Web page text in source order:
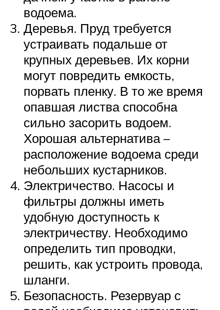
водоема.
Деревья. Пруд требуется
устраивать подальше от
крупных деревьев. Их корни
могут повредить емкость,
порвать пленку. В то же время
опавшая листва способна
сильно засорить водоем.
Хорошая альтернатива –
расположение водоема среди
небольших кустарников.
Электричество. Насосы и
фильтры должны иметь
удобную доступность к
электричеству. Необходимо
определить тип проводки,
решить, как устроить провода,
шланги.
Безопасность. Резервуар с